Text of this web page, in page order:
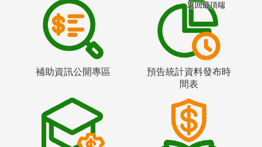
補助資訊公開專區
預告統計資料發布時
間表
返回最頂端